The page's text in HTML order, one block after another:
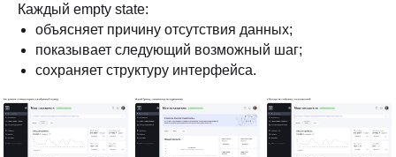
Каждый empty state:
объясняет причину отсутствия данных;
показывает следующий возможный шаг;
сохраняет структуру интерфейса.